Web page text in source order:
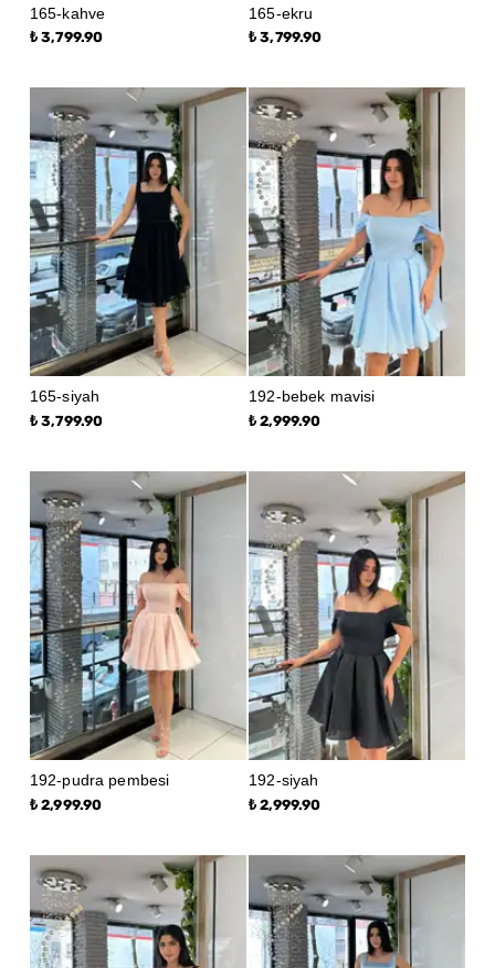
165-kahve
₺ 3,799.90
165-ekru
₺ 3,799.90
165-siyah
₺ 3,799.90
192-bebek mavisi
₺ 2,999.90
192-pudra pembesi
₺ 2,999.90
192-siyah
₺ 2,999.90